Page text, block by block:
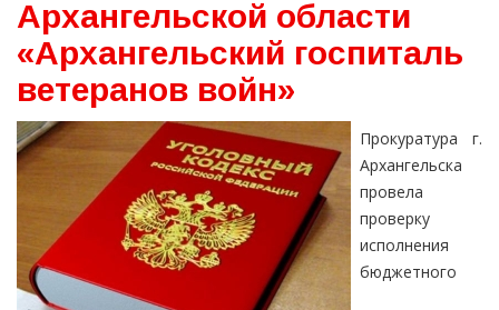
Архангельской области
«Архангельский госпиталь
ветеранов войн»
Прокуратура г.
Архангельска
провела
проверку
исполнения
бюджетного